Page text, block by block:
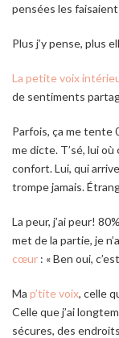
pensées les
Plus j’y pense, plus
La petite voix
de sentiments
Parfois, ça me tente
me dicte. T’sé, lui
confort. Lui, qui
trompe jamais.
La peur, j’ai peur!
met de la partie, je
cœur : « Ben oui,
Ma p’tite voix, celle
Celle que j’ai
sécures, des